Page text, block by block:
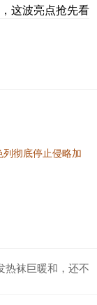
这波亮点抢先看
彻底停止侵略加
袜巨暖和，还不